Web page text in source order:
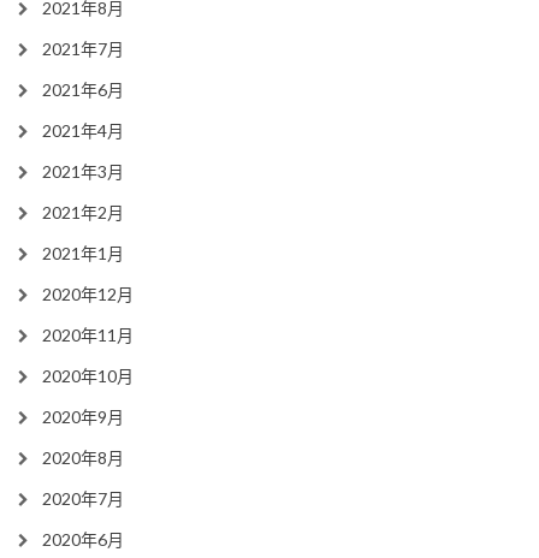
2021年8月
2021年7月
2021年6月
2021年4月
2021年3月
2021年2月
2021年1月
2020年12月
2020年11月
2020年10月
2020年9月
2020年8月
2020年7月
2020年6月